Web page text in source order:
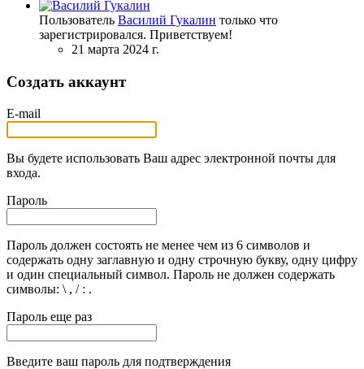
Пользователь Василий Гукалин только что
зарегистрировался. Приветствуем!
21 марта 2024 г.
Создать аккаунт
E-mail
Вы будете использовать Ваш адрес электронной почты для
входа.
Пароль
Пароль должен состоять не менее чем из 6 символов и
содержать одну заглавную и одну строчную букву, одну цифру
и один специальный символ. Пароль не должен содержать
символы: \ , / : .
Пароль еще раз
Введите ваш пароль для подтверждения